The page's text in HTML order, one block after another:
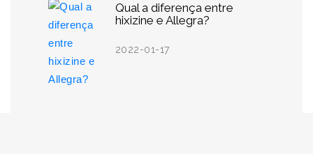
Qual a diferença entre
hixizine e Allegra?
2022-01-17